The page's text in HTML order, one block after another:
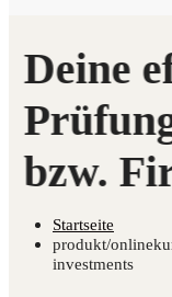
Startseite
produkt/
investments